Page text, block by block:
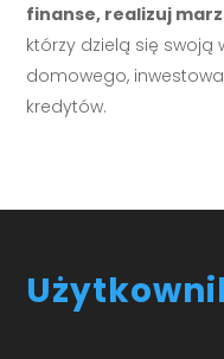
finanse, realizuj
którzy dzielą się swoją
domowego,
kredytów.